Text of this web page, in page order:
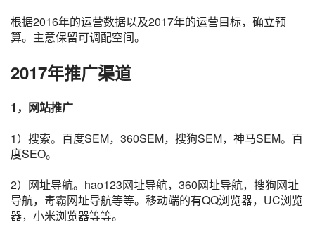
根据2016年的运营数据以及2017年的运营目标，确立预
算。主意保留可调配空间。
2017年推广渠道
1，网站推广
1）搜索。百度SEM，360SEM，搜狗SEM，神马SEM。百
度SEO。
2）网址导航。hao123网址导航，360网址导航，搜狗网址
导航，毒霸网址导航等等。移动端的有QQ浏览器，UC浏览
器，小米浏览器等等。